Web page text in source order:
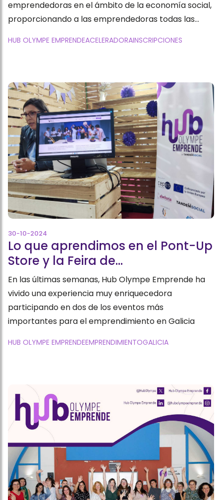
emprendedoras en el ámbito de la economía social,
proporcionando a las emprendedoras todas las
HUB OLYMPE EMPRENDEACELERADORAINSCRIPCIONES
30-10-2024
Lo que aprendimos en el Pont-Up
Store y la Feira de
Emprendedoras
En las últimas semanas, Hub Olympe Emprende ha
vivido una experiencia muy enriquecedora
participando en dos de los eventos más
importantes para el emprendimiento en Galicia
HUB OLYMPE EMPRENDEEMPRENDIMIENTOGALICIA